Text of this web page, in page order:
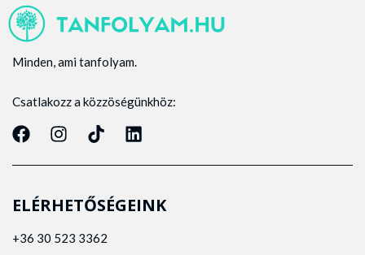
Minden, ami tanfolyam.
Csatlakozz a közzöségünkhöz:
ELÉRHETŐSÉGEINK
+36 30 523 3362